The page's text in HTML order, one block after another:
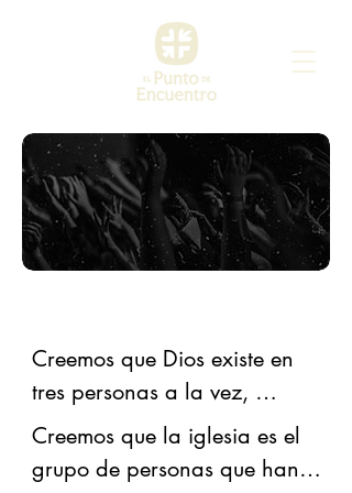
Creemos que Dios existe en
tres personas a la vez,
iguales en poder.
Creemos que la iglesia es el
grupo de personas que han